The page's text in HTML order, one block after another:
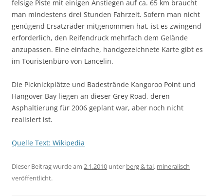
felsige Piste mit einigen Anstiegen auf ca. 65 km braucht
man mindestens drei Stunden Fahrzeit. Sofern man nicht
genügend Ersatzräder mitgenommen hat, ist es zwingend
erforderlich, den Reifendruck mehrfach dem Gelände
anzupassen. Eine einfache, handgezeichnete Karte gibt es
im Touristenbüro von Lancelin.
Die Picknickplätze und Badestrände Kangoroo Point und
Hangover Bay liegen an dieser Grey Road, deren
Asphaltierung für 2006 geplant war, aber noch nicht
realisiert ist.
Quelle Text: Wikipedia
Dieser Beitrag wurde am 2.1.2010 unter berg & tal, mineralisch
veröffentlicht.